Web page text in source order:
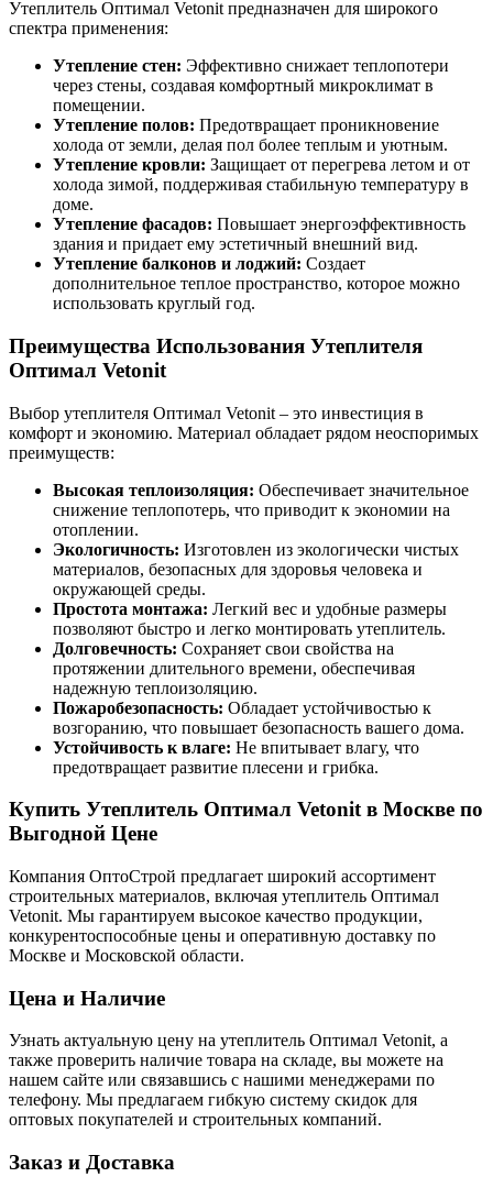
Утеплитель Оптимал Vetonit предназначен для широкого
спектра применения:
Утепление стен: Эффективно снижает теплопотери
через стены, создавая комфортный микроклимат в
помещении.
Утепление полов: Предотвращает проникновение
холода от земли, делая пол более теплым и уютным.
Утепление кровли: Защищает от перегрева летом и от
холода зимой, поддерживая стабильную температуру в
доме.
Утепление фасадов: Повышает энергоэффективность
здания и придает ему эстетичный внешний вид.
Утепление балконов и лоджий: Создает
дополнительное теплое пространство, которое можно
использовать круглый год.
Преимущества Использования Утеплителя
Оптимал Vetonit
Выбор утеплителя Оптимал Vetonit – это инвестиция в
комфорт и экономию. Материал обладает рядом неоспоримых
преимуществ:
Высокая теплоизоляция: Обеспечивает значительное
снижение теплопотерь, что приводит к экономии на
отоплении.
Экологичность: Изготовлен из экологически чистых
материалов, безопасных для здоровья человека и
окружающей среды.
Простота монтажа: Легкий вес и удобные размеры
позволяют быстро и легко монтировать утеплитель.
Долговечность: Сохраняет свои свойства на
протяжении длительного времени, обеспечивая
надежную теплоизоляцию.
Пожаробезопасность: Обладает устойчивостью к
возгоранию, что повышает безопасность вашего дома.
Устойчивость к влаге: Не впитывает влагу, что
предотвращает развитие плесени и грибка.
Купить Утеплитель Оптимал Vetonit в Москве по
Выгодной Цене
Компания ОптоСтрой предлагает широкий ассортимент
строительных материалов, включая утеплитель Оптимал
Vetonit. Мы гарантируем высокое качество продукции,
конкурентоспособные цены и оперативную доставку по
Москве и Московской области.
Цена и Наличие
Узнать актуальную цену на утеплитель Оптимал Vetonit, а
также проверить наличие товара на складе, вы можете на
нашем сайте или связавшись с нашими менеджерами по
телефону. Мы предлагаем гибкую систему скидок для
оптовых покупателей и строительных компаний.
Заказ и Доставка